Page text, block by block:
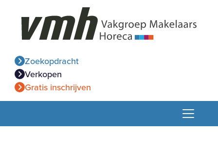
Zoekopdracht
Verkopen
Gratis inschrijven